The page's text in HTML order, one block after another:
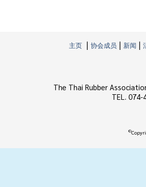
主页 | 协会成员 | 新闻 |
The Thai Rubber
TEL.
©